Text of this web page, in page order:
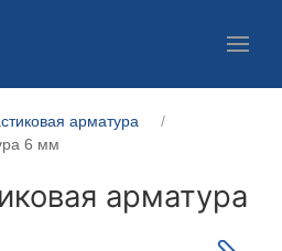
арматура
6 мм
арматура